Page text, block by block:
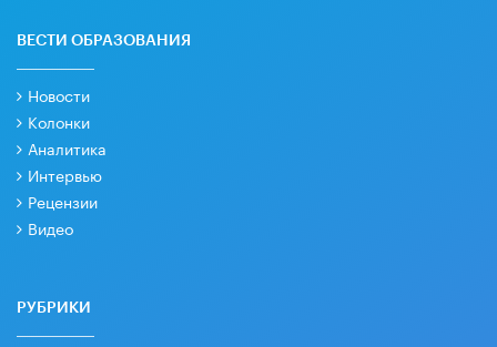
ВЕСТИ ОБРАЗОВАНИЯ
Новости
Колонки
Аналитика
Интервью
Рецензии
Видео
РУБРИКИ